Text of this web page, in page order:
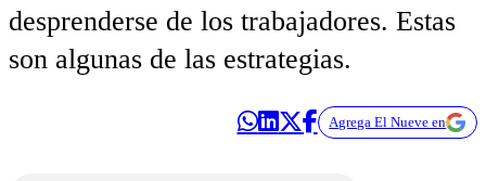
desprenderse de los trabajadores. Estas
son algunas de las estrategias.
Agrega El Nueve en